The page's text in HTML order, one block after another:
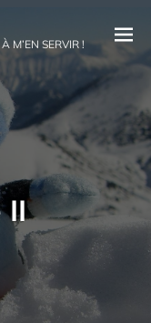
M’EN SERVIR !
le
II